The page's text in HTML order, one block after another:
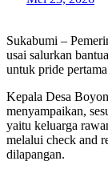
Sukabumi –
usai salurkan
untuk pride
Kepala Desa
menyampaikan,
yaitu keluarga
melalui check and
dilapangan.